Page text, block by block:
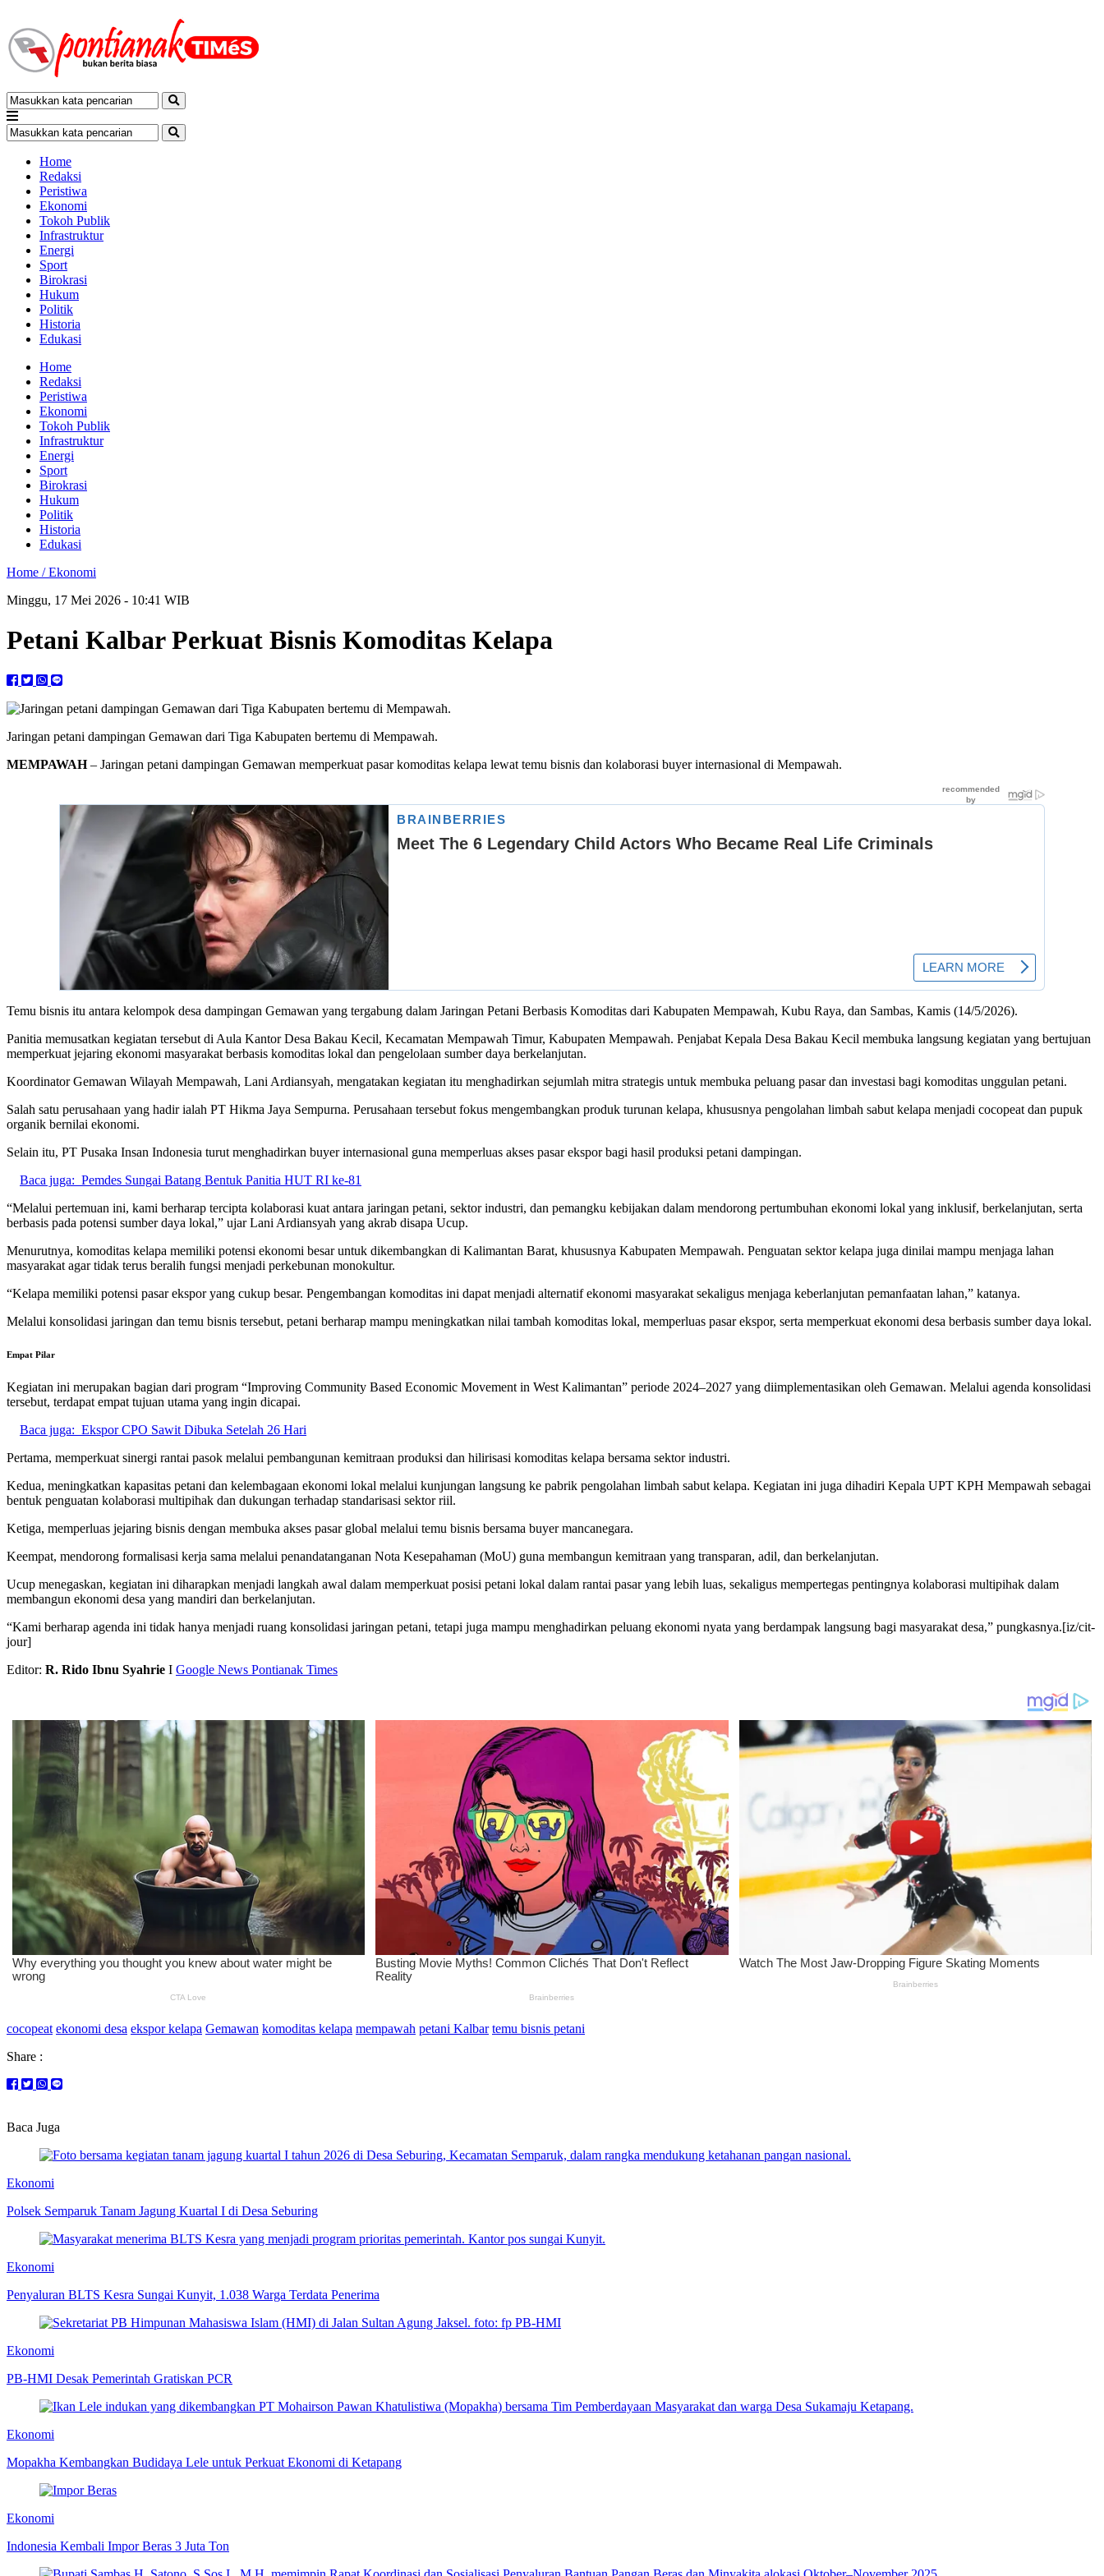
Home
Redaksi
Peristiwa
Ekonomi
Tokoh Publik
Infrastruktur
Energi
Sport
Birokrasi
Hukum
Politik
Historia
Edukasi
Home
Redaksi
Peristiwa
Ekonomi
Tokoh Publik
Infrastruktur
Energi
Sport
Birokrasi
Hukum
Politik
Historia
Edukasi
Home /Ekonomi
Minggu, 17 Mei 2026 - 10:41 WIB
Petani Kalbar Perkuat Bisnis Komoditas Kelapa
Jaringan petani dampingan Gemawan dari Tiga Kabupaten bertemu di Mempawah.
MEMPAWAH– Jaringan petani dampingan Gemawan memperkuat pasar komoditas kelapa lewat temu bisnis dan kolaborasi buyer internasional di Mempawah.
Temu bisnis itu antara kelompok desa dampingan Gemawan yang tergabung dalam Jaringan Petani Berbasis Komoditas dari Kabupaten Mempawah, Kubu Raya, dan Sambas, Kamis (14/5/2026).
Panitia memusatkan kegiatan tersebut di Aula Kantor Desa Bakau Kecil, Kecamatan Mempawah Timur, Kabupaten Mempawah. Penjabat Kepala Desa Bakau Kecil membuka langsung kegiatan yang bertujuan
memperkuat jejaring ekonomi masyarakat berbasis komoditas lokal dan pengelolaan sumber daya berkelanjutan.
Koordinator Gemawan Wilayah Mempawah, Lani Ardiansyah, mengatakan kegiatan itu menghadirkan sejumlah mitra strategis untuk membuka peluang pasar dan investasi bagi komoditas unggulan petani.
Salah satu perusahaan yang hadir ialah PT Hikma Jaya Sempurna. Perusahaan tersebut fokus mengembangkan produk turunan kelapa, khususnya pengolahan limbah sabut kelapa menjadi cocopeat dan pupuk
organik bernilai ekonomi.
Selain itu, PT Pusaka Insan Indonesia turut menghadirkan buyer internasional guna memperluas akses pasar ekspor bagi hasil produksi petani dampingan.
Baca juga: Pemdes Sungai Batang Bentuk Panitia HUT RI ke-81
“Melalui pertemuan ini, kami berharap tercipta kolaborasi kuat antara jaringan petani, sektor industri, dan pemangku kebijakan dalam mendorong pertumbuhan ekonomi lokal yang inklusif, berkelanjutan, serta
berbasis pada potensi sumber daya lokal,” ujar Lani Ardiansyah yang akrab disapa Ucup.
Menurutnya, komoditas kelapa memiliki potensi ekonomi besar untuk dikembangkan di Kalimantan Barat, khususnya Kabupaten Mempawah. Penguatan sektor kelapa juga dinilai mampu menjaga lahan
masyarakat agar tidak terus beralih fungsi menjadi perkebunan monokultur.
“Kelapa memiliki potensi pasar ekspor yang cukup besar. Pengembangan komoditas ini dapat menjadi alternatif ekonomi masyarakat sekaligus menjaga keberlanjutan pemanfaatan lahan,” katanya.
Melalui konsolidasi jaringan dan temu bisnis tersebut, petani berharap mampu meningkatkan nilai tambah komoditas lokal, memperluas pasar ekspor, serta memperkuat ekonomi desa berbasis sumber daya lokal.
Empat Pilar
Kegiatan ini merupakan bagian dari program “Improving Community Based Economic Movement in West Kalimantan” periode 2024–2027 yang diimplementasikan oleh Gemawan. Melalui agenda konsolidasi
tersebut, terdapat empat tujuan utama yang ingin dicapai.
Baca juga: Ekspor CPO Sawit Dibuka Setelah 26 Hari
Pertama, memperkuat sinergi rantai pasok melalui pembangunan kemitraan produksi dan hilirisasi komoditas kelapa bersama sektor industri.
Kedua, meningkatkan kapasitas petani dan kelembagaan ekonomi lokal melalui kunjungan langsung ke pabrik pengolahan limbah sabut kelapa. Kegiatan ini juga dihadiri Kepala UPT KPH Mempawah sebagai
bentuk penguatan kolaborasi multipihak dan dukungan terhadap standarisasi sektor riil.
Ketiga, memperluas jejaring bisnis dengan membuka akses pasar global melalui temu bisnis bersama buyer mancanegara.
Keempat, mendorong formalisasi kerja sama melalui penandatanganan Nota Kesepahaman (MoU) guna membangun kemitraan yang transparan, adil, dan berkelanjutan.
Ucup menegaskan, kegiatan ini diharapkan menjadi langkah awal dalam memperkuat posisi petani lokal dalam rantai pasar yang lebih luas, sekaligus mempertegas pentingnya kolaborasi multipihak dalam
membangun ekonomi desa yang mandiri dan berkelanjutan.
“Kami berharap agenda ini tidak hanya menjadi ruang konsolidasi jaringan petani, tetapi juga mampu menghadirkan peluang ekonomi nyata yang berdampak langsung bagi masyarakat desa,” pungkasnya.[iz/cit-
jour]
Editor: R. Rido Ibnu Syahrie I Google News Pontianak Times
cocopeat ekonomi desa ekspor kelapa Gemawan komoditas kelapa mempawah petani Kalbar temu bisnis petani
Share :
Baca Juga
Ekonomi
Polsek Semparuk Tanam Jagung Kuartal I di Desa Seburing
Ekonomi
Penyaluran BLTS Kesra Sungai Kunyit, 1.038 Warga Terdata Penerima
Ekonomi
PB-HMI Desak Pemerintah Gratiskan PCR
Ekonomi
Mopakha Kembangkan Budidaya Lele untuk Perkuat Ekonomi di Ketapang
Ekonomi
Indonesia Kembali Impor Beras 3 Juta Ton